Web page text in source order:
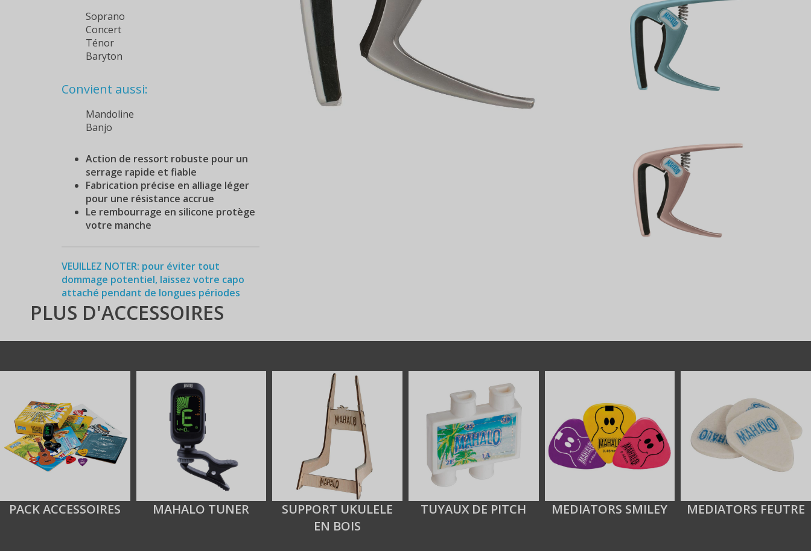
Soprano
Concert
Ténor
Baryton
Convient aussi:
Mandoline
Banjo
Action de ressort robuste pour un
serrage rapide et fiable
Fabrication précise en alliage léger
pour une résistance accrue
Le rembourrage en silicone protège
votre manche
VEUILLEZ NOTER: pour éviter tout
dommage potentiel, laissez votre capo
attaché pendant de longues périodes
PLUS D'ACCESSOIRES
PACK ACCESSOIRES MAHALO TUNER
SUPPORT UKULELE
EN BOIS
TUYAUX DE PITCH MEDIATORS SMILEY MEDIATORS FEUTRE